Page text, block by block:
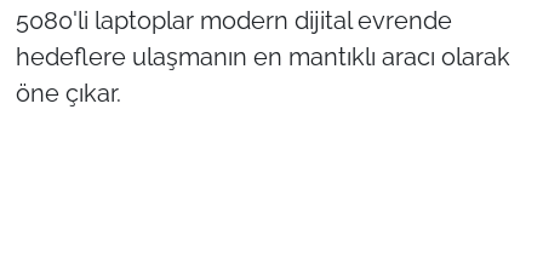
5080'li laptoplar modern dijital evrende
hedeflere ulaşmanın en mantıklı aracı olarak
öne çıkar.